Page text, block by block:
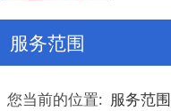
服务范围
您当前的位置: 服务范围